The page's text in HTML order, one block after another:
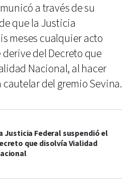
a través de su
que la Justicia
meses cualquier acto
del Decreto que
Nacional, al hacer
del gremio Sevina.
Justicia Federal suspendió el
que disolvía Vialidad